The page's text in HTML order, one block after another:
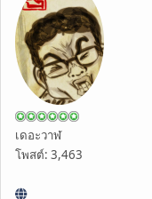
เดอะวาฬ
โพสต์: 3,463